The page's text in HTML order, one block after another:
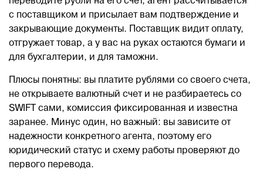
с поставщиком и присылает вам подтверждение и
закрывающие документы. Поставщик видит оплату,
отгружает товар, а у вас на руках остаются бумаги и
для бухгалтерии, и для таможни.
Плюсы понятны: вы платите рублями со своего счета,
не открываете валютный счет и не разбираетесь со
SWIFT сами, комиссия фиксированная и известна
заранее. Минус один, но важный: вы зависите от
надежности конкретного агента, поэтому его
юридический статус и схему работы проверяют до
первого перевода.